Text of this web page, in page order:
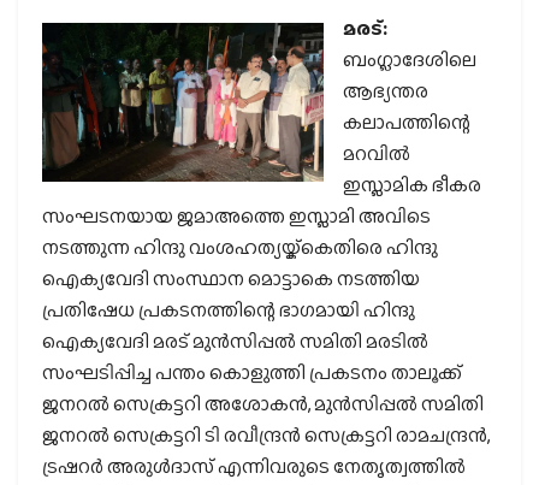
മരട്:
ബംഗ്ലാദേശിലെ
ആഭ്യന്തര
കലാപത്തിന്റെ
മറവിൽ
ഇസ്ലാമിക ഭീകര
സംഘടനയായ ജമാഅത്തെ ഇസ്ലാമി അവിടെ
നടത്തുന്ന ഹിന്ദു വംശഹത്യയ്ക്കെതിരെ ഹിന്ദു
ഐക്യവേദി സംസ്ഥാന മൊട്ടാകെ നടത്തിയ
പ്രതിഷേധ പ്രകടനത്തിന്റെ ഭാഗമായി ഹിന്ദു
ഐക്യവേദി മരട് മുൻസിപ്പൽ സമിതി മരടിൽ
സംഘടിപ്പിച്ച പന്തം കൊളുത്തി പ്രകടനം താലൂക്ക്
ജനറൽ സെക്രട്ടറി അശോകൻ, മുൻസിപ്പൽ സമിതി
ജനറൽ സെക്രട്ടറി ടി രവീന്ദ്രൻ സെക്രട്ടറി രാമചന്ദ്രൻ,
ട്രഷറർ അരുൾദാസ് എന്നിവരുടെ നേതൃത്വത്തിൽ